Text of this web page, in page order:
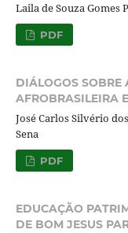
Laila de Souza Gomes
PDF
DIÁLOGOS SOBRE
AFROBRASILEIRA
José Carlos Silvério
Sena
PDF
EDUCAÇÃO
DE BOM JESUS